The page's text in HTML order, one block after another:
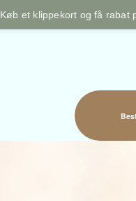
Køb et klippekort og få rabat